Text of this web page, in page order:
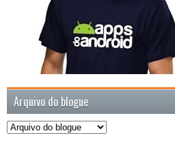
Arquivo do blogue